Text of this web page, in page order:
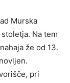
Murska
Na tem
že od 13.
pri